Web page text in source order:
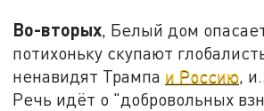
Во-вторых, Белый дом
потихоньку скупают
ненавидят Трампа и Россию,
Речь идёт о "добровольных